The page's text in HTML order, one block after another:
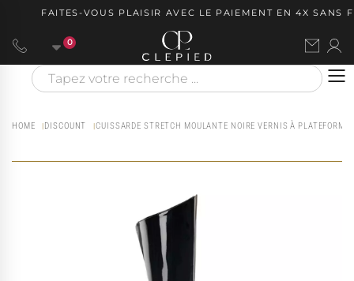
FAITES-VOUS PLAISIR AVEC LE PAIEMENT EN 4X SANS
0
HOME DISCOUNT